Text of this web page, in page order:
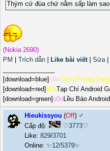
Thým cứ đùa chứ nằm sấp làm
(Nokia 2690)
PM
Trích dẫn Like bài viết| Sửa|
[download=blue] o0oTrảm Phong
[download=red]o0oTạp Chí Android
[download=green]o0oLều Báo Android
Hieukissyou (Off) ♂️
Cấp độ:
♡3773♡
Like: 829/3701
Online: ✨12/5379✨